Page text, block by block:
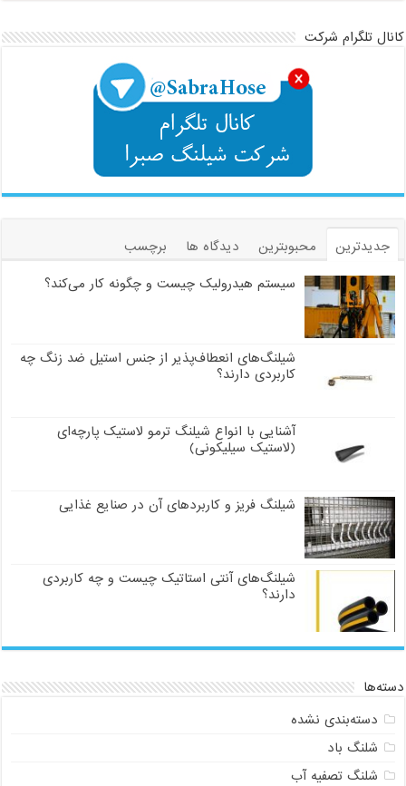
کانال تلگرام شرکت
جدیدترین محبوبترین دیدگاه ها
برچسب
سیستم هیدرولیک چیست و چگونه کار می‌کند؟
شیلنگ‌های انعطاف‌پذیر از جنس استیل ضد زنگ چه
کاربردی دارند؟
آشنایی با انواع شیلنگ ترمو لاستیک پارچه‌ای
(لاستیک سیلیکونی)
شیلنگ فریز و کاربردهای آن در صنایع غذایی
شیلنگ‌های آنتی استاتیک چیست و چه کاربردی
دارند؟
دسته‌ها
دسته‌بندی نشده
شلنگ باد
شلنگ تصفیه آب